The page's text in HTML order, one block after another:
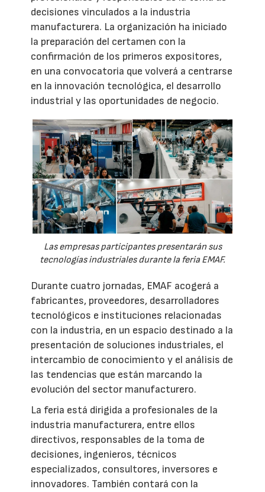
decisiones vinculados a la industria
manufacturera. La organización ha iniciado
la preparación del certamen con la
confirmación de los primeros expositores,
en una convocatoria que volverá a centrarse
en la innovación tecnológica, el desarrollo
industrial y las oportunidades de negocio.
Las empresas participantes presentarán sus
tecnologías industriales durante la feria EMAF.
Durante cuatro jornadas, EMAF acogerá a
fabricantes, proveedores, desarrolladores
tecnológicos e instituciones relacionadas
con la industria, en un espacio destinado a la
presentación de soluciones industriales, el
intercambio de conocimiento y el análisis de
las tendencias que están marcando la
evolución del sector manufacturero.
La feria está dirigida a profesionales de la
industria manufacturera, entre ellos
directivos, responsables de la toma de
decisiones, ingenieros, técnicos
especializados, consultores, inversores e
innovadores. También contará con la